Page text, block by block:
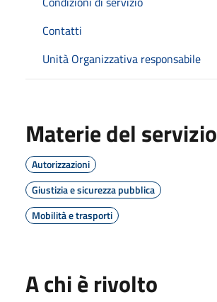
Contatti
Unità Organizzativa responsabile
Materie del servizio
Autorizzazioni
Giustizia e sicurezza pubblica
Mobilità e trasporti
A chi è rivolto